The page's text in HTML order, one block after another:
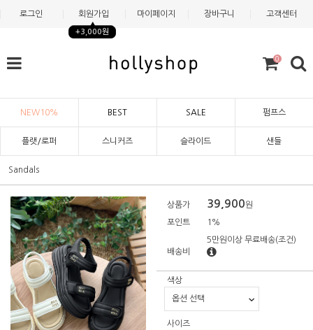
로그인 회원가입
+3,000원
마이페이지 장바구니 고객센터
0
NEW10% BEST SALE 펌프스
플랫/로퍼 스니커즈 슬라이드 샌들
Sandals
상품가 39,900원
포인트 1%
배송비
5만원이상 무료배송(조건)
색상
사이즈